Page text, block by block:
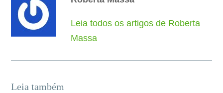
Leia todos os artigos de Roberta
Massa
Leia também